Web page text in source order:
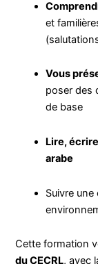
et
Vous
poser des
de base
Lire,
arabe
Suivre
Cette formation
du CECRL, avec